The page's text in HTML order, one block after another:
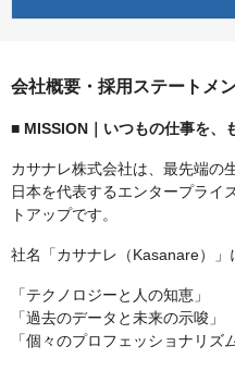
会社概要・採用ステートメ
■ MISSION｜いつもの仕事を、
カサナレ株式会社は、最先端の
日本を代表するエンタープライ
トアップです。
社名「カサナレ（Kasanare）」
「テクノロジーと人の知恵」
「過去のデータと未来の示唆」
「個々のプロフェッショナリズム